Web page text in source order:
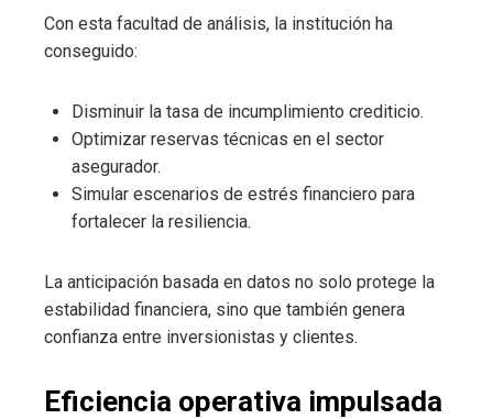
Con esta facultad de análisis, la institución ha
conseguido:
Disminuir la tasa de incumplimiento crediticio.
Optimizar reservas técnicas en el sector
asegurador.
Simular escenarios de estrés financiero para
fortalecer la resiliencia.
La anticipación basada en datos no solo protege la
estabilidad financiera, sino que también genera
confianza entre inversionistas y clientes.
Eficiencia operativa impulsada